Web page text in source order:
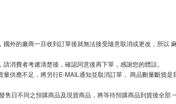
外的廠商一旦收到訂單後就無法接受隨意取消或更改，所以
消費者考慮清楚後，確認同意後再下單，感謝您的體諒。
供應不足，將另行E-MAIL通知並取消訂單， 商品刪量斷貨
日不同之預購商品及現貨商品，將等待預購商品到貨後全部